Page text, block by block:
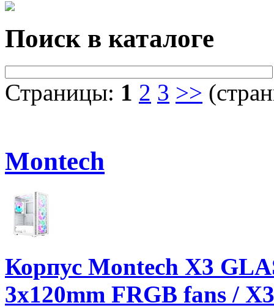
Поиск в каталоге
Страницы: 1 2 3 >>
Montech
Корпус Montech X3
3x120mm FRGB fans /